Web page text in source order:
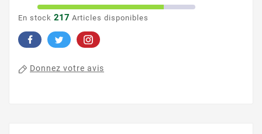
En stock 217 Articles disponibles
Donnez votre avis